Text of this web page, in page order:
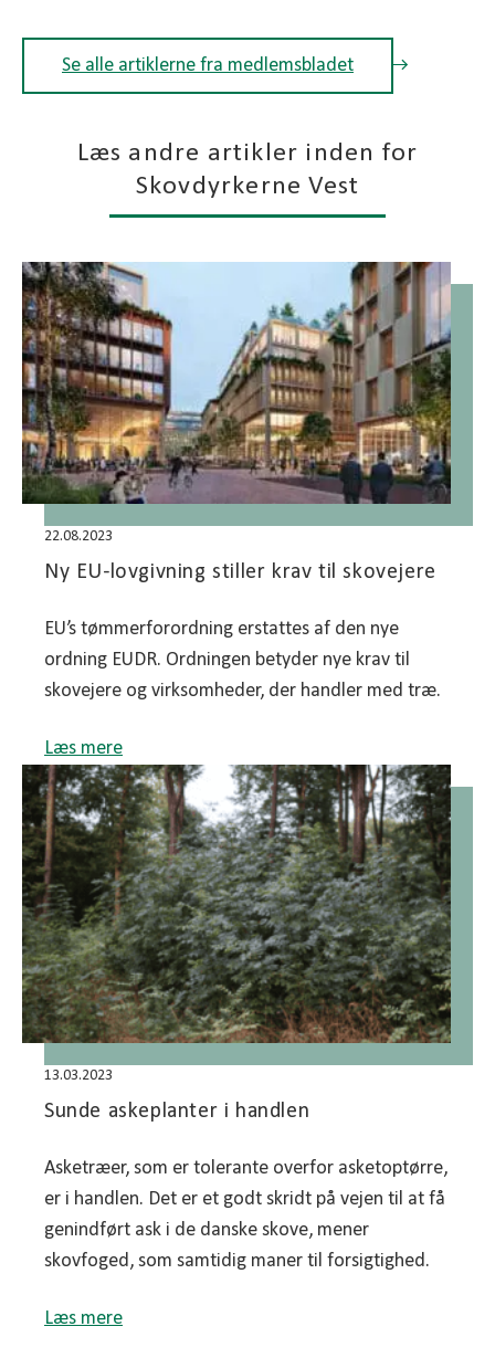
Se alle artiklerne fra medlemsbladet
Læs andre artikler inden for
Skovdyrkerne Vest
22.08.2023
Ny EU-lovgivning stiller krav til skovejere
EU’s tømmerforordning erstattes af den nye
ordning EUDR. Ordningen betyder nye krav til
skovejere og virksomheder, der handler med træ.
Læs mere
13.03.2023
Sunde askeplanter i handlen
Asketræer, som er tolerante overfor asketoptørre,
er i handlen. Det er et godt skridt på vejen til at få
genindført ask i de danske skove, mener
skovfoged, som samtidig maner til forsigtighed.
Læs mere